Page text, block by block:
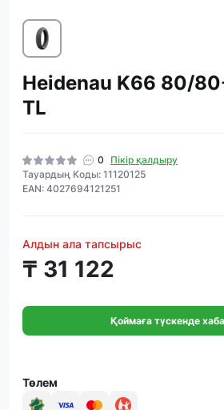
Heidenau K66 80/
TL
0
Пікір қалдыру
Тауардың Коды: 11120125
EAN: 4027694121251
Алдын ала тапсырыс
₸ 31 122
Қоймаға түскенде
Төлем